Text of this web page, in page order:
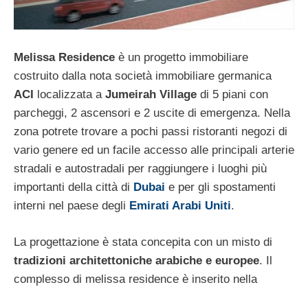
Melissa Residence è un progetto immobiliare
costruito dalla nota società immobiliare germanica
ACI
localizzata a Jumeirah Village di 5 piani con
parcheggi, 2 ascensori e 2 uscite di emergenza. Nella
zona potrete trovare a pochi passi ristoranti negozi di
vario genere ed un facile accesso alle principali arterie
stradali e autostradali per raggiungere i luoghi più
importanti della città di Dubai e per gli spostamenti
interni nel paese degli Emirati Arabi Uniti.
La progettazione è stata concepita con un misto di
tradizioni architettoniche arabiche e europee. Il
complesso di melissa residence è inserito nella